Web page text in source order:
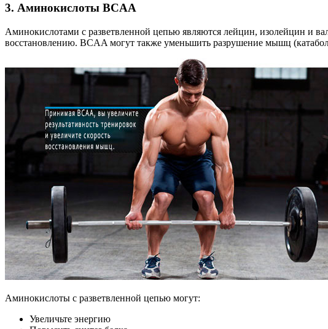
3. Аминокислоты BCAA
Аминокислотами с разветвленной цепью являются лейцин, изолейцин и
восстановлению. BCAA могут также уменьшить разрушение мышц
Аминокислоты с разветвленной цепью могут:
Увеличьте энергию